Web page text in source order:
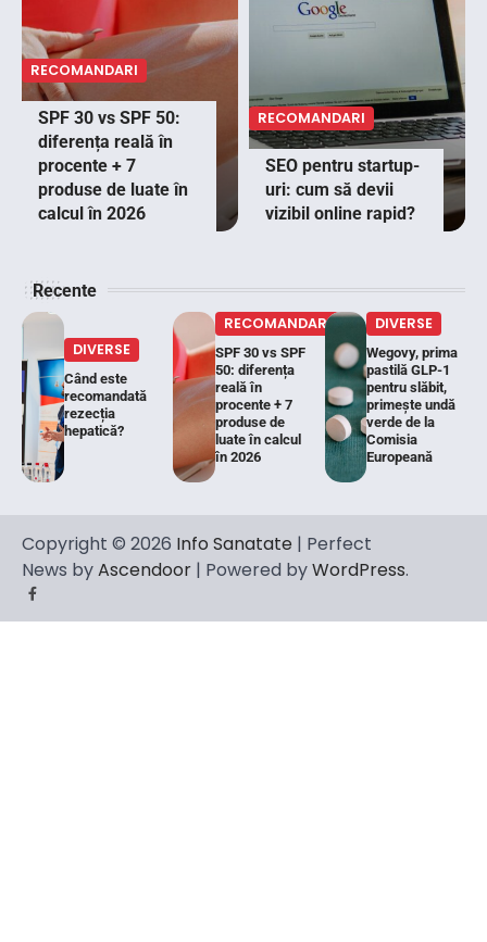
RECOMANDARI
SPF 30 vs SPF 50:
diferența reală în
procente + 7
produse de luate în
calcul în 2026
RECOMANDARI
SEO pentru startup-
uri: cum să devii
vizibil online rapid?
Recente
DIVERSE
Când este
recomandată
rezecția
hepatică?
RECOMANDARI
SPF 30 vs SPF
50: diferența
reală în
procente + 7
produse de
luate în calcul
în 2026
DIVERSE
Wegovy, prima
pastilă GLP-1
pentru slăbit,
primește undă
verde de la
Comisia
Europeană
Copyright © 2026 Info Sanatate | Perfect
News byAscendoor | Powered byWordPress.
Facebook